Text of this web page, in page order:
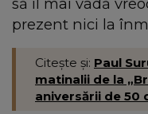
să îl mai vadă
prezent nici la
Citește și: Paul
matinalii de la
aniversării de 50